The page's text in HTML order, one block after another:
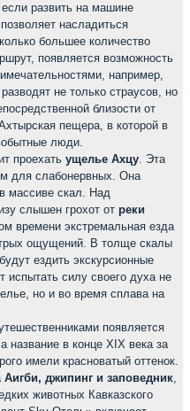
развить на машине
насладиться
большее количество
появляется возможность
например,
не только страусов, но
близости от
пещера, в которой в
люди.
проехать ущелье Ахцу. Эта
для слабонервных. Она
массиве скал. Над
слышен грохот от реки
времени экстремальная езда
ощущений. В толще скалы
ездить экскурсионные
испытать силу своего духа не
но и во время сплава на
появляется
название в конце XIX века за
имели красноватый оттенок.
Аигби, джипинг и заповедник,
животных Кавказского